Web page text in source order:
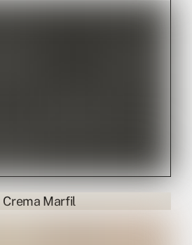
Crema Marfil